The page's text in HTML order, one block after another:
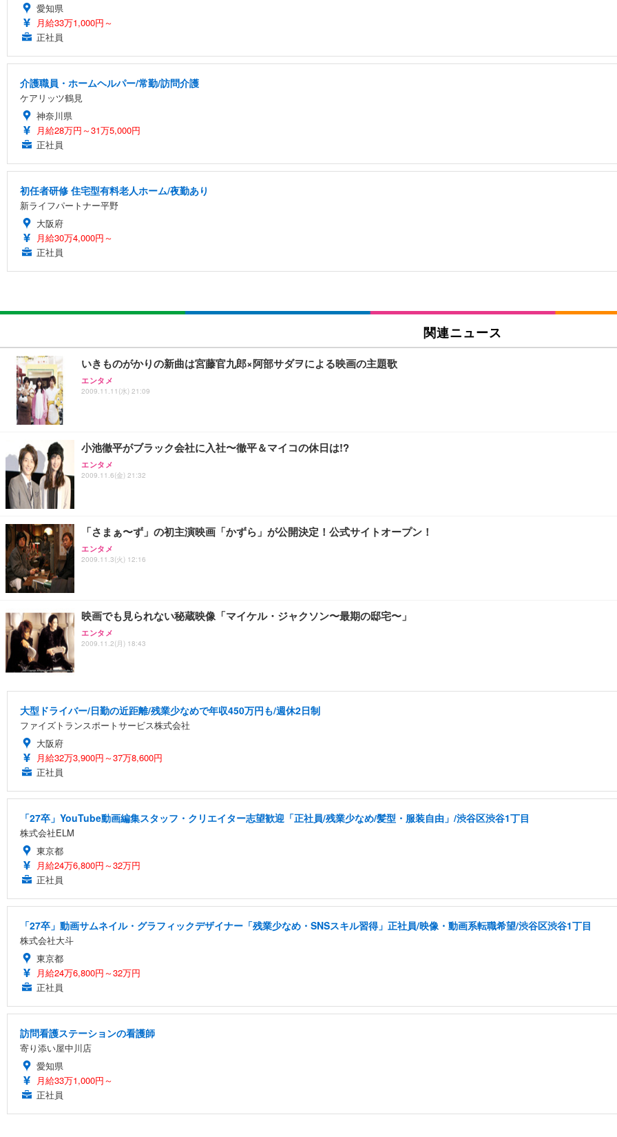
愛知県
月給33万1,000円～
正社員
介護職員・ホームヘルパー/常勤/訪問介護
ケアリッツ鶴見
神奈川県
月給28万円～31万5,000円
正社員
初任者研修 住宅型有料老人ホーム/夜勤あり
新ライフパートナー平野
大阪府
月給30万4,000円～
正社員
関連ニュース
いきものがかりの新曲は宮藤官九郎×阿部サダヲによる映画の主題歌
エンタメ
2009.11.11(水) 21:09
小池徹平がブラック会社に入社〜徹平＆マイコの休日は!?
エンタメ
2009.11.6(金) 21:32
「さまぁ〜ず」の初主演映画「かずら」が公開決定！公式サイトオープン！
エンタメ
2009.11.3(火) 12:16
映画でも見られない秘蔵映像「マイケル・ジャクソン〜最期の邸宅〜」
エンタメ
2009.11.2(月) 18:43
大型ドライバー/日勤の近距離/残業少なめで年収450万円も/週休2日制
ファイズトランスポートサービス株式会社
大阪府
月給32万3,900円～37万8,600円
正社員
「27卒」YouTube動画編集スタッフ・クリエイター志望歓迎「正社員/残業少なめ/髪型・服装自由」/渋谷区渋谷1丁目
株式会社ELM
東京都
月給24万6,800円～32万円
正社員
「27卒」動画サムネイル・グラフィックデザイナー「残業少なめ・SNSスキル習得」正社員/映像・動画系転職希望/渋谷区渋谷1丁目
株式会社大斗
東京都
月給24万6,800円～32万円
正社員
訪問看護ステーションの看護師
寄り添い屋中川店
愛知県
月給33万1,000円～
正社員